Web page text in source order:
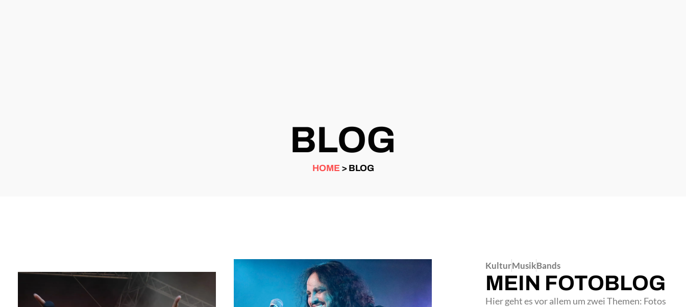
BLOG
HOME > BLOG
KulturMusikBands
MEIN FOTOBLOG
Hier geht es vor allem um zwei Themen: Fotos